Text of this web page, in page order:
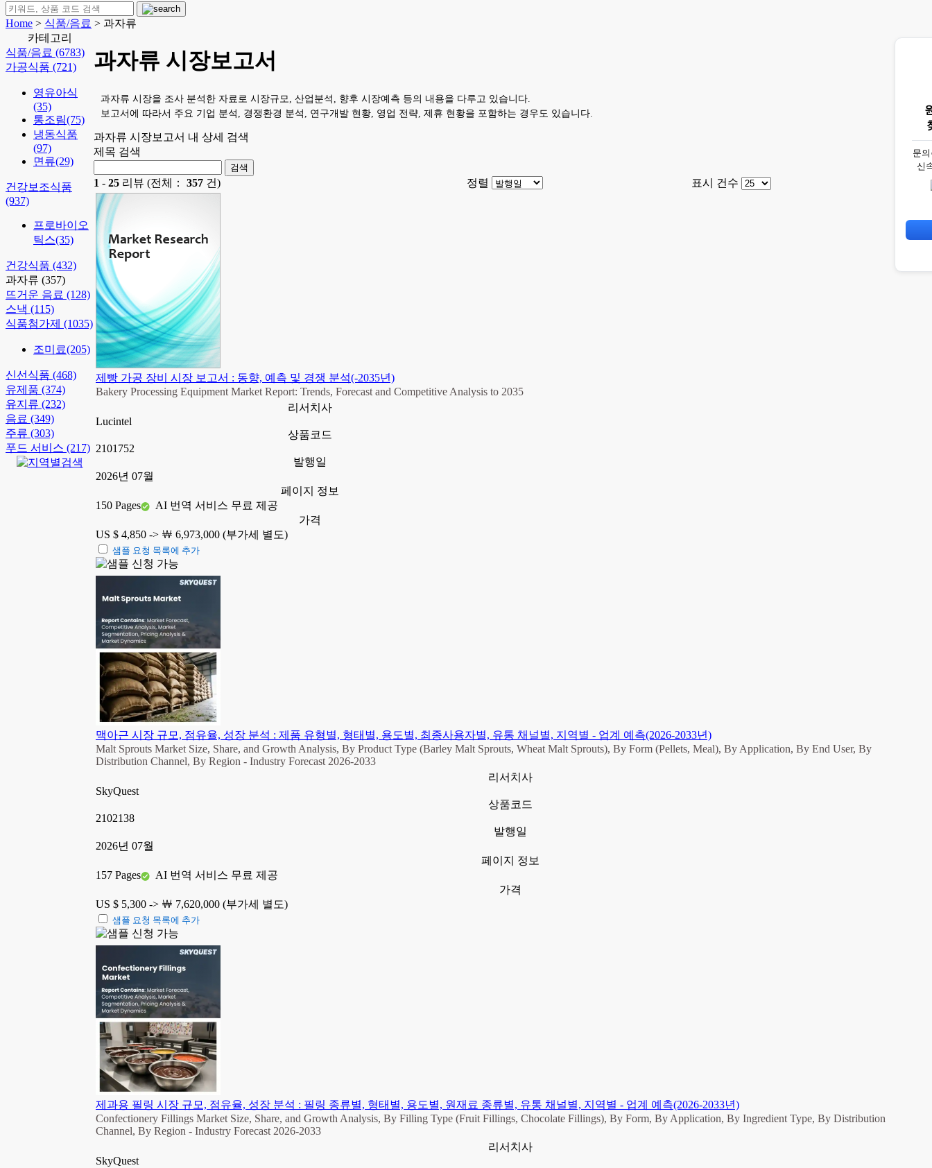
Home > 식품/음료 > 과자류
카테고리
식품/음료 (6783)
가공식품 (721)
영유아식
(35)
통조림(75)
냉동식품
(97)
면류(29)
건강보조식품
(937)
프로바이오
틱스(35)
건강식품 (432)
과자류 (357)
뜨거운 음료 (128)
스낵 (115)
식품첨가제 (1035)
조미료(205)
신선식품 (468)
유제품 (374)
유지류 (232)
음료 (349)
주류 (303)
푸드 서비스 (217)
과자류 시장보고서
과자류 시장을 조사 분석한 자료로 시장규모, 산업분석, 향후 시장예측 등의 내용을 다루고 있습니다.
보고서에 따라서 주요 기업 분석, 경쟁환경 분석, 연구개발 현황, 영업 전략, 제휴 현황을 포함하는 경우도 있습니다.
과자류 시장보고서 내 상세 검색
제목 검색
1 - 25 리뷰 (전체： 357 건) 정렬 표시 건수
제빵 가공 장비 시장 보고서 : 동향, 예측 및 경쟁 분석(-2035년)
Bakery Processing Equipment Market Report: Trends, Forecast and Competitive Analysis to 2035
리서치사
Lucintel
상품코드
2101752
발행일
2026년 07월
페이지 정보
150 Pages
AI 번역 서비스 무료 제공
가격
US $ 4,850 -> ￦ 6,973,000 (부가세 별도)
샘플 요청 목록에 추가
맥아근 시장 규모, 점유율, 성장 분석 : 제품 유형별, 형태별, 용도별, 최종사용자별, 유통 채널별, 지역별 - 업계 예측(2026-2033년)
Malt Sprouts Market Size, Share, and Growth Analysis, By Product Type (Barley Malt Sprouts, Wheat Malt Sprouts), By Form (Pellets, Meal), By Application, By End User, By
Distribution Channel, By Region - Industry Forecast 2026-2033
리서치사
SkyQuest
상품코드
2102138
발행일
2026년 07월
페이지 정보
157 Pages
AI 번역 서비스 무료 제공
가격
US $ 5,300 -> ￦ 7,620,000 (부가세 별도)
샘플 요청 목록에 추가
제과용 필링 시장 규모, 점유율, 성장 분석 : 필링 종류별, 형태별, 용도별, 원재료 종류별, 유통 채널별, 지역별 - 업계 예측(2026-2033년)
Confectionery Fillings Market Size, Share, and Growth Analysis, By Filling Type (Fruit Fillings, Chocolate Fillings), By Form, By Application, By Ingredient Type, By Distribution
Channel, By Region - Industry Forecast 2026-2033
리서치사
SkyQuest
문
신